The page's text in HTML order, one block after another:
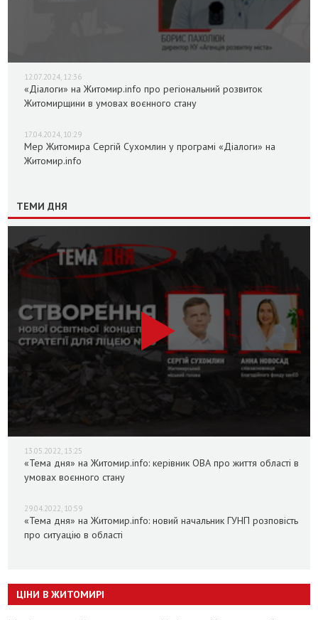
12.07.2024, 12:36
«Діалоги» на Житомир.info про регіональний розвиток
Житомирщини в умовах воєнного стану
17.04.2024, 10:29
Мер Житомира Сергій Сухомлин у програмі «Діалоги» на
Житомир.info
ТЕМИ ДНЯ
13.05.2022, 13:25
«Тема дня» на Житомир.info: керівник ОВА про життя області в
умовах воєнного стану
29.04.2022, 10:59
«Тема дня» на Житомир.info: новий начальник ГУНП розповість
про ситуацію в області
ЦІНИ В ЖИТОМИРІ